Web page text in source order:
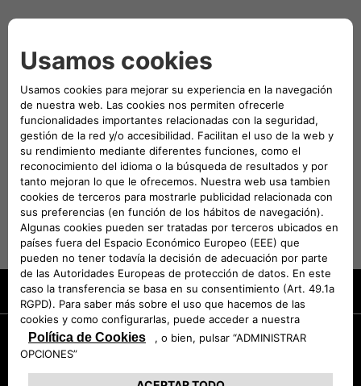
CONTACTAR CONCESIONARIO
KIT DE CONVERSIÓN 160HP - NUEVO ABARTH
595 (VERSIÓN 2016) Ordenar a parte el software de
potenciación Abarth flash tool 160 HP (5747752
cambio manual / 5747753 cambio automatico)
VEHÍCULOS COMPATIBLES